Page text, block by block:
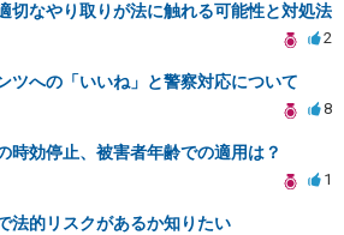
切なやり取りが法に触れる可能性と対処法
2
ツへの「いいね」と警察対応について
8
時効停止、被害者年齢での適用は？
1
法的リスクがあるか知りたい